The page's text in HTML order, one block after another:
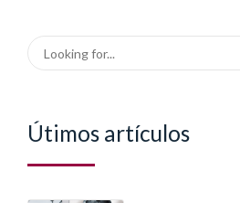
Útimos artículos